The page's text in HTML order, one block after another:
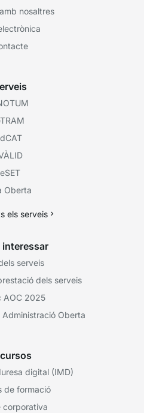
nosaltres
eSET
Oberta
els serveis
interessar
serveis
dels serveis
AOC 2025
Administració Oberta
digital (IMD)
de formació
corporativa